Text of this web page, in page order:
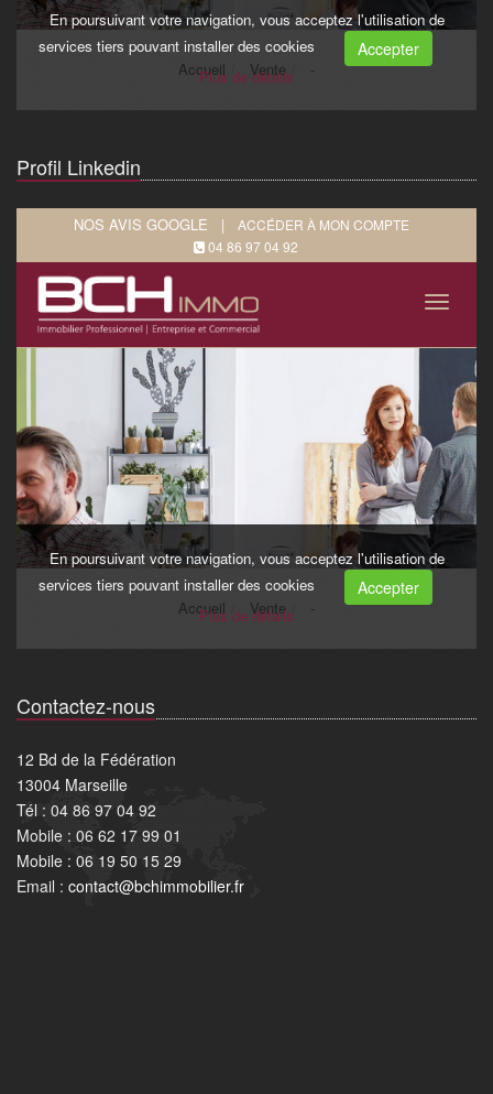
Profil Linkedin
Contactez-nous
12 Bd de la Fédération
13004 Marseille
Tél : 04 86 97 04 92
Mobile : 06 62 17 99 01
Mobile : 06 19 50 15 29
Email : contact@bchimmobilier.fr